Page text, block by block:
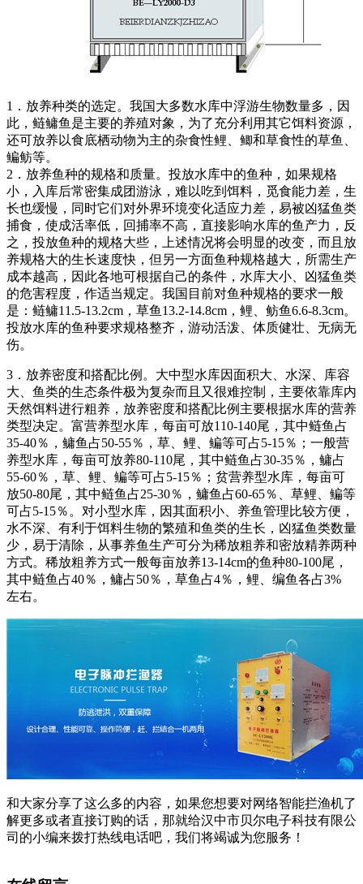
1．放养种类的选定。我国大多数水库中浮游生物数量多，因
此，鲢鳙鱼是主要的养殖对象，为了充分利用其它饵料资源，
还可放养以食底栖动物为主的杂食性鲤、鲫和草食性的草鱼、
鳊鲂等。
2．放养鱼种的规格和质量。投放水库中的鱼种，如果规格
小，入库后常密集成团游泳，难以吃到饵料，觅食能力差，生
长也缓慢，同时它们对外界环境变化适应力差，易被凶猛鱼类
捕食，使成活率低，回捕率不高，直接影响水库的鱼产力，反
之，投放鱼种的规格大些，上述情况将会明显的改变，而且放
养规格大的生长速度快，但另一方面鱼种规格越大，所需生产
成本越高，因此各地可根据自己的条件，水库大小、凶猛鱼类
的危害程度，作适当规定。我国目前对鱼种规格的要求一般
是：鲢鳙11.5-13.2cm，草鱼13.2-14.8cm，鲤、鲂鱼6.6-8.3cm。
投放水库的鱼种要求规格整齐，游动活泼、体质健壮、无病无
伤。
3．放养密度和搭配比例。大中型水库因面积大、水深、库容
大、鱼类的生态条件极为复杂而且又很难控制，主要依靠库内
天然饵料进行粗养，放养密度和搭配比例主要根据水库的营养
类型决定。富营养型水库，每亩可放110-140尾，其中鲢鱼占
35-40％，鳙鱼占50-55％，草、鲤、鳊等可占5-15％；一般营
养型水库，每亩可放养80-110尾，其中鲢鱼占30-35％，鳙占
55-60％，草、鲤、鳊等可占5-15％；贫营养型水库，每亩可
放50-80尾，其中鲢鱼占25-30％，鳙鱼占60-65％、草鲤、鳊等
可占5-15％。对小型水库，因其面积小、养鱼管理比较方便，
水不深、有利于饵料生物的繁殖和鱼类的生长，凶猛鱼类数量
少，易于清除，从事养鱼生产可分为稀放粗养和密放精养两种
方式。稀放粗养方式一般每亩放养13-14cm的鱼种80-100尾，
其中鲢鱼占40％，鳙占50％，草鱼占4％，鲤、编鱼各占3%
左右。
和大家分享了这么多的内容，如果您想要对网络智能拦渔机了
解更多或者直接订购的话，那就给汉中市贝尔电子科技有限公
司的小编来拨打热线电话吧，我们将竭诚为您服务！